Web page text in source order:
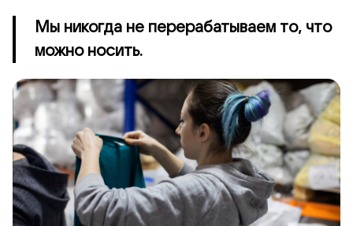
Мы никогда не перерабатываем то, что
можно носить.